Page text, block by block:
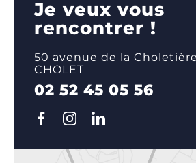
Je veux vous
rencontrer !
50 avenue de la
CHOLET
02 52 45 05 56